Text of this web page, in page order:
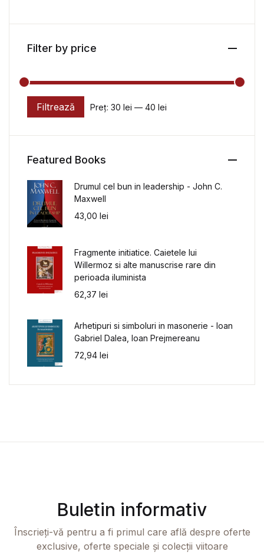
Filter by price
Preț minim
Preț maxim
Filtrează Preț: 30 lei — 40 lei
Featured Books
Drumul cel bun in leadership - John C.
Maxwell
43,00 lei
Fragmente initiatice. Caietele lui
Willermoz si alte manuscrise rare din
perioada iluminista
62,37 lei
Arhetipuri si simboluri in masonerie - Ioan
Gabriel Dalea, Ioan Prejmereanu
72,94 lei
Buletin informativ
Înscrieți-vă pentru a fi primul care află despre oferte
exclusive, oferte speciale și colecții viitoare